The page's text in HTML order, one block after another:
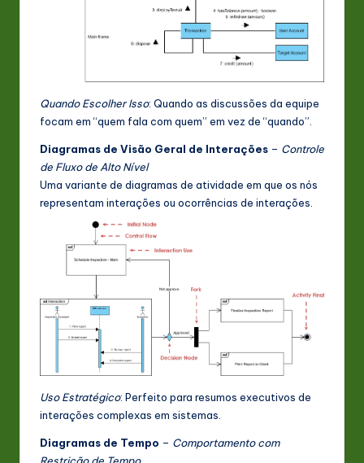
Quando Escolher Isso: Quando as discussões da equipe
focam em “quem fala com quem” em vez de “quando”.
Diagramas de Visão Geral de Interações – Controle
de Fluxo de Alto Nível
Uma variante de diagramas de atividade em que os nós
representam interações ou ocorrências de interações.
Uso Estratégico: Perfeito para resumos executivos de
interações complexas em sistemas.
Diagramas de Tempo – Comportamento com